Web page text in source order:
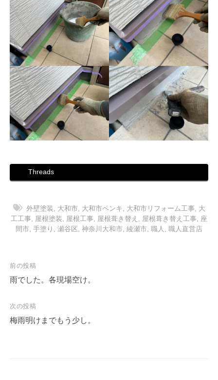
Threads
外壁塗装, 大和市, 大和市ペンキ, 大和市リフォーム工事, 大
工工事, 屋根塗装, 屋根工事, 屋根葺き替え , 屋根葺き替え工事, 座
間市, 手塗り , 瀬谷区, 神奈川大和市, 綾瀬市, 職人, 職人直営店
投
稿
ビ
ゲ
前の投稿
雨でした。各現場空け。
次の投稿
梅雨明けまでもう少し。